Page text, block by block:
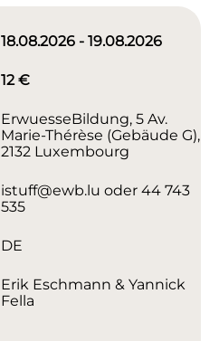
18.08.2026 - 19.08.2026
12 €
ErwuesseBildung, 5 Av.
Marie-Thérèse (Gebäude G),
2132 Luxembourg
istuff@ewb.lu oder 44 743
535
DE
Erik Eschmann & Yannick
Fella